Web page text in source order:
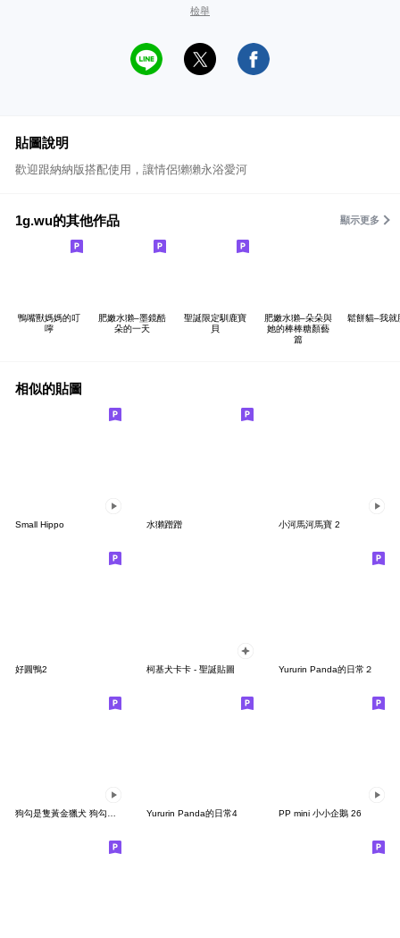
檢舉
貼圖說明
歡迎跟納納版搭配使用，讓情侶獺獺永浴愛河
1g.wu的其他作品 顯示更多
鴨嘴獸媽媽的叮
嚀
肥嫩水獺–墨鏡酷
朵的一天
聖誕限定馴鹿寶
貝
肥嫩水獺–朵朵與
她的棒棒糖顏藝
篇
鬆餅貓–我就
相似的貼圖
Small Hippo 水獺蹭蹭 小河馬河馬寶 2
好圓鴨2 柯基犬卡卡 - 聖誕貼圖 Yururin Panda的日常２
Yururin Panda的日常4 PP mini 小小企鵝 26